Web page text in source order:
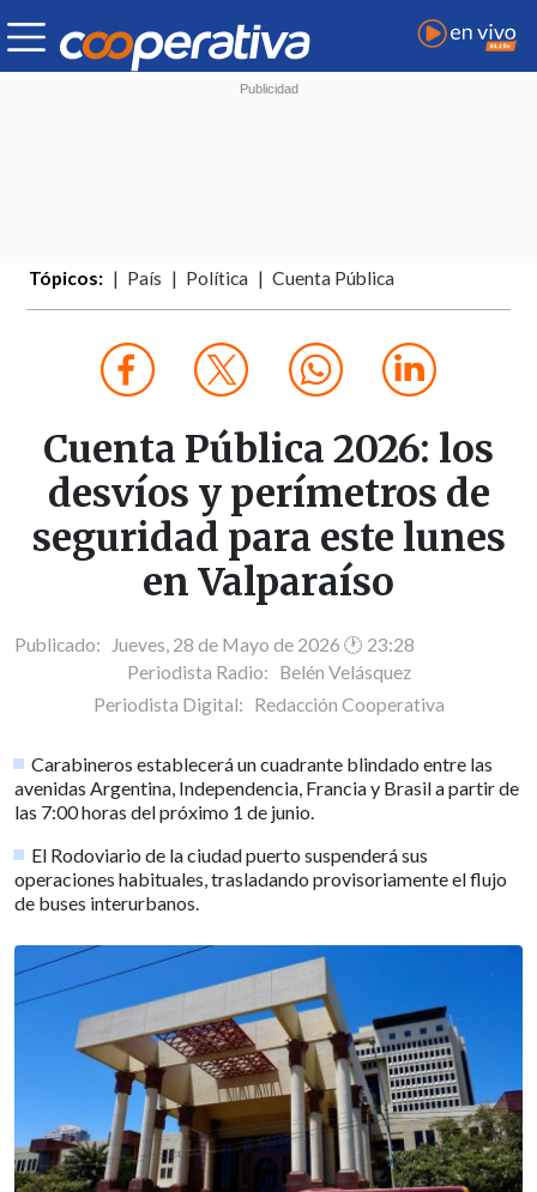
Tópicos: País Política Cuenta Pública
Cuenta Pública 2026: los
desvíos y perímetros de
seguridad para este lunes
en Valparaíso
Publicado: Jueves, 28 de Mayo de 2026 🕐 23:28
Periodista Radio: Belén Velásquez
Periodista Digital: Redacción Cooperativa
Carabineros establecerá un cuadrante blindado entre las
avenidas Argentina, Independencia, Francia y Brasil a partir de
las 7:00 horas del próximo 1 de junio.
El Rodoviario de la ciudad puerto suspenderá sus
operaciones habituales, trasladando provisoriamente el flujo
de buses interurbanos.